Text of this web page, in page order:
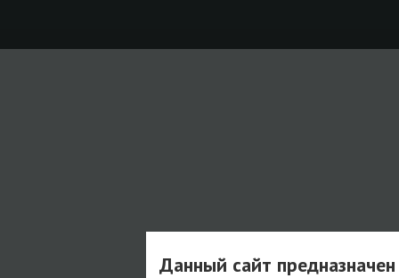
Данный сайт